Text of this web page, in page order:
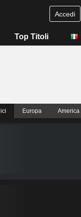
Accedi
Top Titoli
Europa America